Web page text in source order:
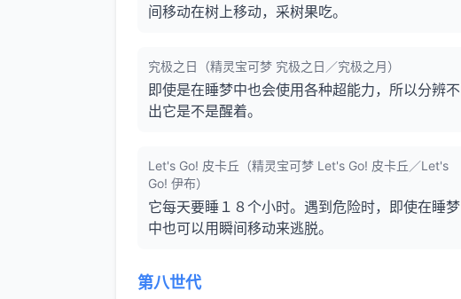
间移动在树上移动，采树果吃。
究极之日（精灵宝可梦 究极之日／究极之月）
即使是在睡梦中也会使用各种超能力，所以分辨不
出它是不是醒着。
Let's Go! 皮卡丘（精灵宝可梦 Let's Go! 皮卡丘／Let's
Go! 伊布）
它每天要睡１８个小时。遇到危险时，即使在睡梦
中也可以用瞬间移动来逃脱。
第八世代